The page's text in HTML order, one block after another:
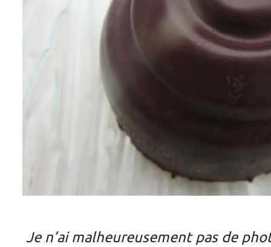
Je n’ai malheureusement pas de